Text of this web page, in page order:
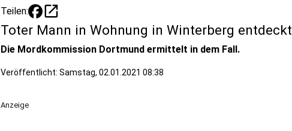
Teilen: open_in_new
Toter Mann in Wohnung in Winterberg entdeckt
Die Mordkommission Dortmund ermittelt in dem Fall.
Veröffentlicht: Samstag, 02.01.2021 08:38
Anzeige